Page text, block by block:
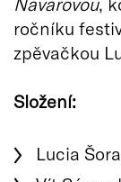
ročníku
zpěvačkou
Složení:
Lucia